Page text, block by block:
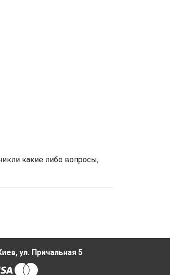
какие либо вопросы,
ул. Причальная 5